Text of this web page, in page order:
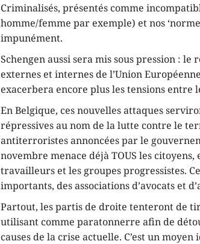
Criminalisés, présentés comme
homme/femme par exemple) et nos
impunément.
Schengen aussi sera mis sous pression :
externes et internes de l’Union
exacerbera encore plus les tensions entre
En Belgique, ces nouvelles attaques
répressives au nom de la lutte contre le
antiterroristes annoncées par le
novembre menace déjà TOUS les
travailleurs et les groupes progressistes.
importants, des associations d’avocats et
Partout, les partis de droite tenteront de
utilisant comme paratonnerre afin de
causes de la crise actuelle. C’est un